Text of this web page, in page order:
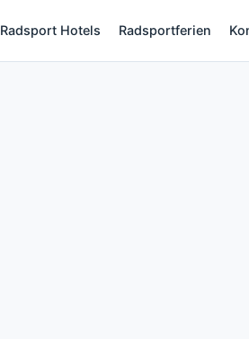
Radsport Hotels Radsportferien